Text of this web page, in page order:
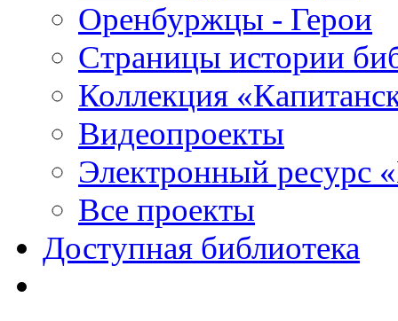
Оренбуржцы - Герои
Страницы истории
Коллекция
Видеопроекты
Электронный ресурс
Все проекты
Доступная библиотека